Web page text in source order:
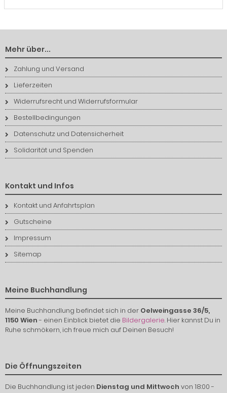
Mehr über...
Zahlung und Versand
Lieferzeiten
Widerrufsrecht und Widerrufsformular
Bestellbedingungen
Datenschutz und Datensicherheit
Solidarität und Spenden
Kontakt und Infos
Kontakt und Anfahrtsplan
Gutscheine
Impressum
Sitemap
Meine Buchhandlung
Meine Buchhandlung befindet sich in der Oelweingasse 36/5,
1150 Wien- einen Einblick bietet die Bildergalerie. Hier kannst Du in
Ruhe schmökern, ich freue mich auf Deinen Besuch!
Die Öffnungszeiten
Die Buchhandlung ist jeden Dienstag und Mittwoch von 18:00 -